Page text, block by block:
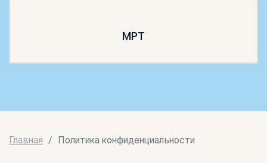
МРТ
Главная Политика конфиденциальности